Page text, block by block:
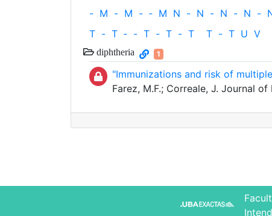
- M - M - ‐ M N - N - N - N -
T - T ‐ - T - T - T T - T U V
diphtheria 1
"Immunizations and risk of
Farez, M.F.; Correale, J. Journal